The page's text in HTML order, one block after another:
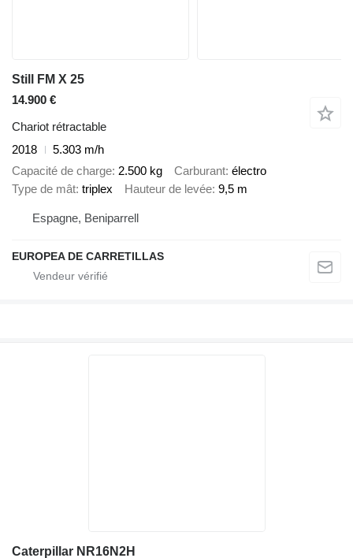
Still FM X 25
14.900 €
Chariot rétractable
2018
5.303 m/h
Capacité de charge 2.500 kg Carburant électro
Type de mât triplex Hauteur de levée 9,5 m
Espagne, Beniparrell
EUROPEA DE CARRETILLAS
Caterpillar NR16N2H